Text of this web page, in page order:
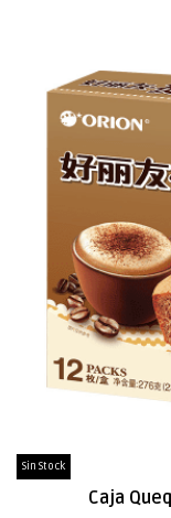
Sin Stock
Caja